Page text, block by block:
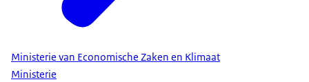
Ministerie van Economische Zaken en Klimaat
Ministerie